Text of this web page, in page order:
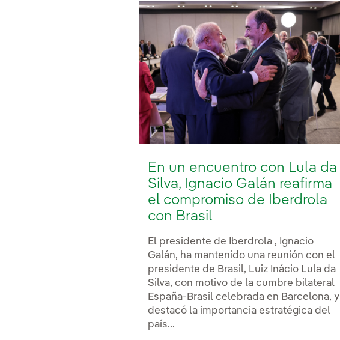
En un encuentro con Lula da
Silva, Ignacio Galán reafirma
el compromiso de Iberdrola
con Brasil
El presidente de Iberdrola , Ignacio
Galán, ha mantenido una reunión con el
presidente de Brasil, Luiz Inácio Lula da
Silva, con motivo de la cumbre bilateral
España-Brasil celebrada en Barcelona, y
destacó la importancia estratégica del
país...